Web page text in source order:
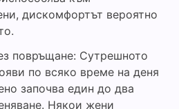
дискомфортът вероятно
повръщане: Сутрешното
по всяко време на деня
започва един до два
Някои жени